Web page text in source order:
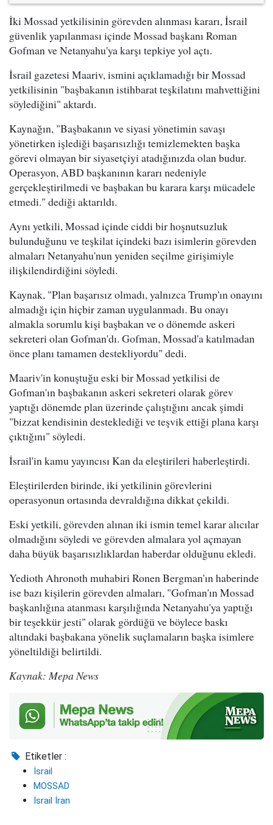
İki Mossad yetkilisinin görevden alınması kararı, İsrail
güvenlik yapılanması içinde Mossad başkanı Roman
Gofman ve Netanyahu'ya karşı tepkiye yol açtı.
İsrail gazetesi Maariv, ismini açıklamadığı bir Mossad
yetkilisinin "başbakanın istihbarat teşkilatını mahvettiğini
söylediğini" aktardı.
Kaynağın, "Başbakanın ve siyasi yönetimin savaşı
yönetirken işlediği başarısızlığı temizlemekten başka
görevi olmayan bir siyasetçiyi atadığınızda olan budur.
Operasyon, ABD başkanının kararı nedeniyle
gerçekleştirilmedi ve başbakan bu karara karşı mücadele
etmedi." dediği aktarıldı.
Aynı yetkili, Mossad içinde ciddi bir hoşnutsuzluk
bulunduğunu ve teşkilat içindeki bazı isimlerin görevden
almaları Netanyahu'nun yeniden seçilme girişimiyle
ilişkilendirdiğini söyledi.
Kaynak, "Plan başarısız olmadı, yalnızca Trump'ın onayını
almadığı için hiçbir zaman uygulanmadı. Bu onayı
almakla sorumlu kişi başbakan ve o dönemde askeri
sekreteri olan Gofman'dı. Gofman, Mossad'a katılmadan
önce planı tamamen destekliyordu" dedi.
Maariv'in konuştuğu eski bir Mossad yetkilisi de
Gofman'ın başbakanın askeri sekreteri olarak görev
yaptığı dönemde plan üzerinde çalıştığını ancak şimdi
"bizzat kendisinin desteklediği ve teşvik ettiği plana karşı
çıktığını" söyledi.
İsrail'in kamu yayıncısı Kan da eleştirileri haberleştirdi.
Eleştirilerden birinde, iki yetkilinin görevlerini
operasyonun ortasında devraldığına dikkat çekildi.
Eski yetkili, görevden alınan iki ismin temel karar alıcılar
olmadığını söyledi ve görevden almalara yol açmayan
daha büyük başarısızlıklardan haberdar olduğunu ekledi.
Yedioth Ahronoth muhabiri Ronen Bergman'ın haberinde
ise bazı kişilerin görevden almaları, "Gofman'ın Mossad
başkanlığına atanması karşılığında Netanyahu'ya yaptığı
bir teşekkür jesti" olarak gördüğü ve böylece baskı
altındaki başbakana yönelik suçlamaların başka isimlere
yöneltildiği belirtildi.
Kaynak: Mepa News
Etiketler :
İsrail
MOSSAD
İsrail İran